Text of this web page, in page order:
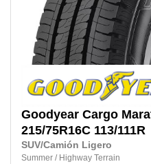
Goodyear Cargo
215/75R16C 113/111R
SUV/Camión Ligero
Summer / Highway Terrain